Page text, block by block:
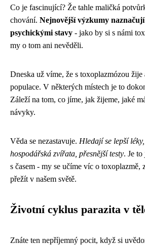
Co je fascinující? Že tahle maličká
chování. Nejnovější výzkumy
psychickými stavy - jako by si s námi
my o tom ani nevěděli.
Dneska už víme, že s toxoplazmózou žije
populace. V některých místech je to
Záleží na tom, co jíme, jak žijeme, jaké
návyky.
Věda se nezastavuje. Hledají se lepší
hospodářská zvířata, přesnější testy. Je
s časem - my se učíme víc o toxoplazmě,
přežít v našem světě.
Životní cyklus parazita v
Znáte ten nepříjemný pocit, když si